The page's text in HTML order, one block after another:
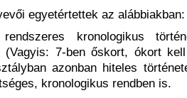
egyetértettek az alábbiakban:
kronologikus
(Vagyis: 7-ben őskort, ókort
azonban hiteles
kronologikus rendben is.